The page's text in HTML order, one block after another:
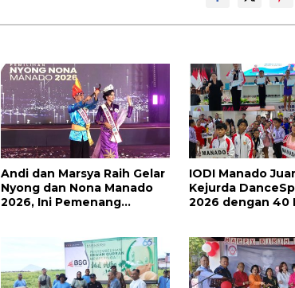
Andi dan Marsya Raih Gelar
Nyong dan Nona Manado
2026, Ini Pemenang
IODI Manado
Kejurda
2026 dengan 40